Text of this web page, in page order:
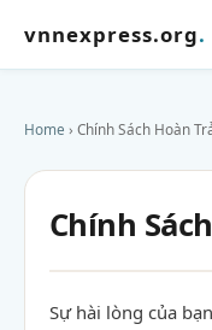
vnnexpress.org.
Home › Chính Sách Hoàn
Chính
Sự hài lòng của